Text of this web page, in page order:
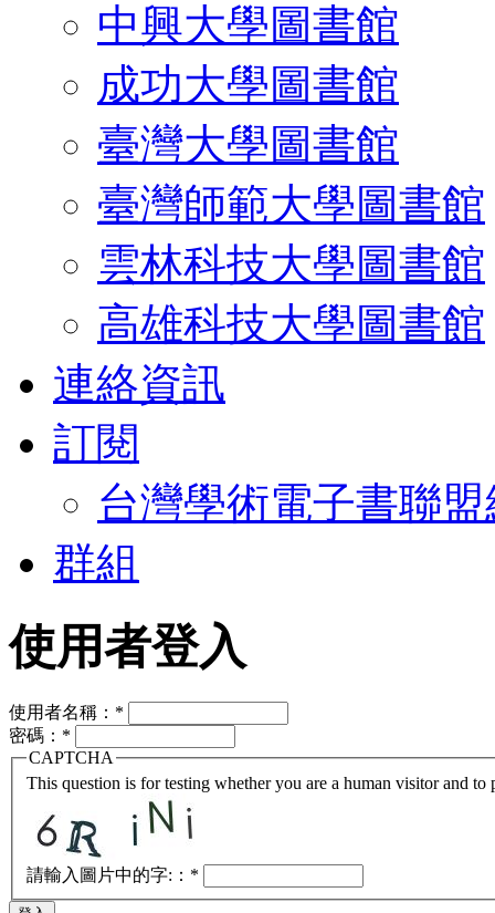
中興大學圖書館
成功大學圖書館
臺灣大學圖書館
臺灣師範大學圖書館
雲林科技大學圖書館
高雄科技大學圖書館
連絡資訊
訂閱
台灣學術電子書聯
群組
使用者登入
使用者名稱： *
密碼： *
CAPTCHA
This question is for testing whether you are a human visitor and to
請輸入圖片中的字:： *